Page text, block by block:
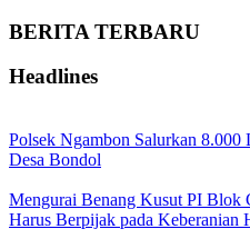
BERITA TERBARU
Headlines
Polsek Ngambon Salurkan
Desa Bondol
Mengurai Benang Kusut PI Blok
Harus Berpijak pada Keberanian